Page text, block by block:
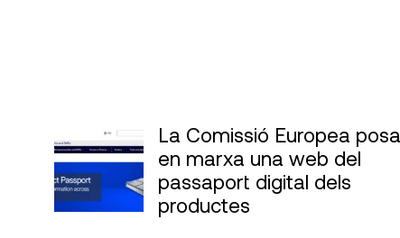
La Comissió Europea posa
en marxa una web del
passaport digital dels
productes